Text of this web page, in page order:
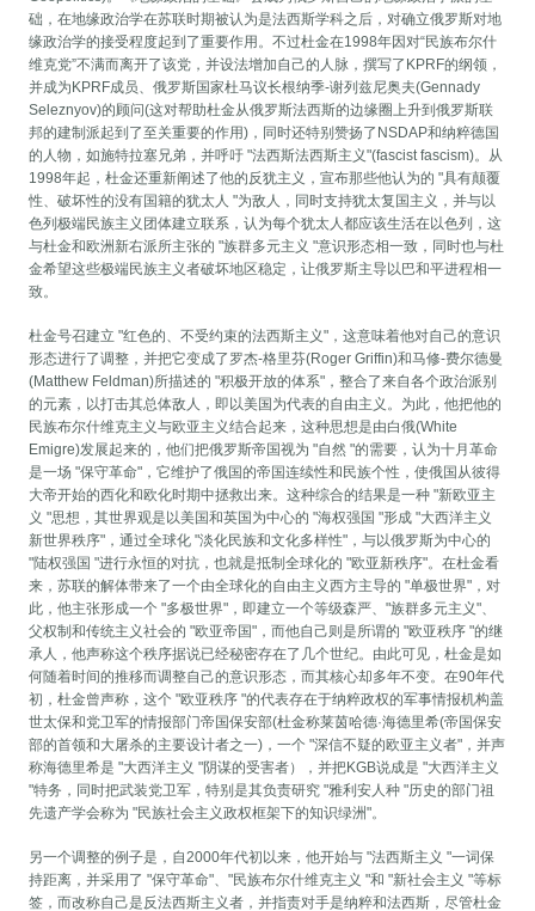
础，在地缘政治学在苏联时期被认为是法西斯学科之后，对确立俄罗斯对地
缘政治学的接受程度起到了重要作用。不过杜金在1998年因对“民族布尔什
维克党”不满而离开了该党，并设法增加自己的人脉，撰写了KPRF的纲领，
并成为KPRF成员、俄罗斯国家杜马议长根纳季-谢列兹尼奥夫(Gennady
Seleznyov)的顾问(这对帮助杜金从俄罗斯法西斯的边缘圈上升到俄罗斯联
邦的建制派起到了至关重要的作用)，同时还特别赞扬了NSDAP和纳粹德国
的人物，如施特拉塞兄弟，并呼吁 "法西斯法西斯主义"(fascist fascism)。从
1998年起，杜金还重新阐述了他的反犹主义，宣布那些他认为的 "具有颠覆
性、破坏性的没有国籍的犹太人 "为敌人，同时支持犹太复国主义，并与以
色列极端民族主义团体建立联系，认为每个犹太人都应该生活在以色列，这
与杜金和欧洲新右派所主张的 "族群多元主义 "意识形态相一致，同时也与杜
金希望这些极端民族主义者破坏地区稳定，让俄罗斯主导以巴和平进程相一
致。
杜金号召建立 "红色的、不受约束的法西斯主义"，这意味着他对自己的意识
形态进行了调整，并把它变成了罗杰-格里芬(Roger Griffin)和马修-费尔德曼
(Matthew Feldman)所描述的 "积极开放的体系"，整合了来自各个政治派别
的元素，以打击其总体敌人，即以美国为代表的自由主义。为此，他把他的
民族布尔什维克主义与欧亚主义结合起来，这种思想是由白俄(White
Emigre)发展起来的，他们把俄罗斯帝国视为 "自然 "的需要，认为十月革命
是一场 "保守革命"，它维护了俄国的帝国连续性和民族个性，使俄国从彼得
大帝开始的西化和欧化时期中拯救出来。这种综合的结果是一种 "新欧亚主
义 "思想，其世界观是以美国和英国为中心的 "海权强国 "形成 "大西洋主义
新世界秩序"，通过全球化 "淡化民族和文化多样性"，与以俄罗斯为中心的
"陆权强国 "进行永恒的对抗，也就是抵制全球化的 "欧亚新秩序"。在杜金看
来，苏联的解体带来了一个由全球化的自由主义西方主导的 "单极世界"，对
此，他主张形成一个 "多极世界"，即建立一个等级森严、"族群多元主义"、
父权制和传统主义社会的 "欧亚帝国"，而他自己则是所谓的 "欧亚秩序 "的继
承人，他声称这个秩序据说已经秘密存在了几个世纪。由此可见，杜金是如
何随着时间的推移而调整自己的意识形态，而其核心却多年不变。在90年代
初，杜金曾声称，这个 "欧亚秩序 "的代表存在于纳粹政权的军事情报机构盖
世太保和党卫军的情报部门帝国保安部(杜金称莱茵哈德·海德里希(帝国保安
部的首领和大屠杀的主要设计者之一)，一个 "深信不疑的欧亚主义者"，并声
称海德里希是 "大西洋主义 "阴谋的受害者），并把KGB说成是 "大西洋主义
"特务，同时把武装党卫军，特别是其负责研究 "雅利安人种 "历史的部门祖
先遗产学会称为 "民族社会主义政权框架下的知识绿洲"。
另一个调整的例子是，自2000年代初以来，他开始与 "法西斯主义 "一词保
持距离，并采用了 "保守革命"、"民族布尔什维克主义 "和 "新社会主义 "等标
签，而改称自己是反法西斯主义者，并指责对手是纳粹和法西斯，尽管杜金